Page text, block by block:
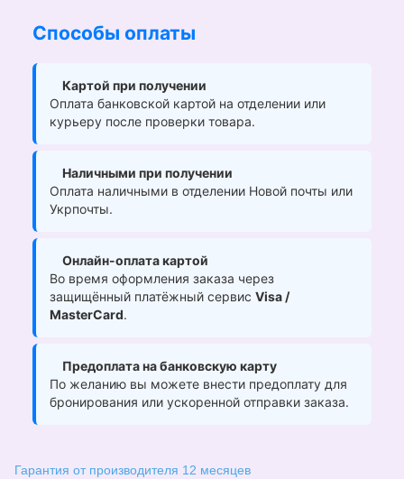
Способы оплаты
Картой при получении
Оплата банковской картой на отделении или
курьеру после проверки товара.
Наличными при получении
Оплата наличными в отделении Новой почты или
Укрпочты.
Онлайн-оплата картой
Во время оформления заказа через
защищённый платёжный сервис Visa /
MasterCard.
Предоплата на банковскую карту
По желанию вы можете внести предоплату для
бронирования или ускоренной отправки заказа.
Гарантия от производителя 12 месяцев